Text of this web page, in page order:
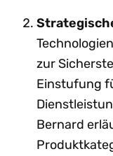
zur
Einstufung
Bernard